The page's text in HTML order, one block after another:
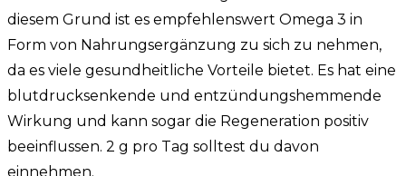
diesem Grund ist es empfehlenswert Omega 3 in
Form von Nahrungsergänzung zu sich zu nehmen,
da es viele gesundheitliche Vorteile bietet. Es hat eine
blutdrucksenkende und entzündungshemmende
Wirkung und kann sogar die Regeneration positiv
beeinflussen. 2 g pro Tag solltest du davon
einnehmen.